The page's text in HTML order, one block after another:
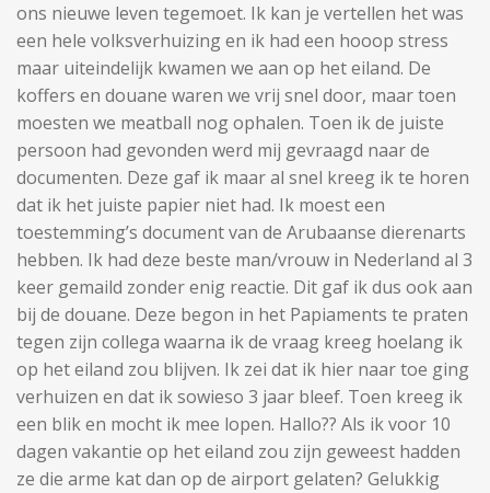
ons nieuwe leven tegemoet. Ik kan je vertellen het was
een hele volksverhuizing en ik had een hooop stress
maar uiteindelijk kwamen we aan op het eiland. De
koffers en douane waren we vrij snel door, maar toen
moesten we meatball nog ophalen. Toen ik de juiste
persoon had gevonden werd mij gevraagd naar de
documenten. Deze gaf ik maar al snel kreeg ik te horen
dat ik het juiste papier niet had. Ik moest een
toestemming’s document van de Arubaanse dierenarts
hebben. Ik had deze beste man/vrouw in Nederland al 3
keer gemaild zonder enig reactie. Dit gaf ik dus ook aan
bij de douane. Deze begon in het Papiaments te praten
tegen zijn collega waarna ik de vraag kreeg hoelang ik
op het eiland zou blijven. Ik zei dat ik hier naar toe ging
verhuizen en dat ik sowieso 3 jaar bleef. Toen kreeg ik
een blik en mocht ik mee lopen. Hallo?? Als ik voor 10
dagen vakantie op het eiland zou zijn geweest hadden
ze die arme kat dan op de airport gelaten? Gelukkig